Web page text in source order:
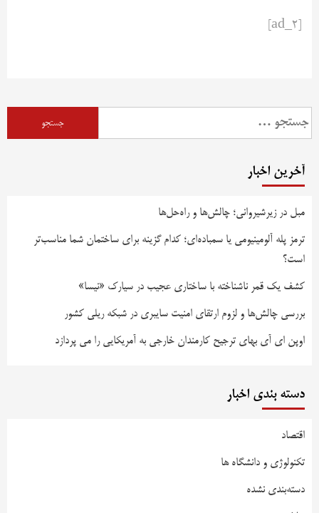
آخرین اخبار
مبل در زیرشیروانی؛ چالش‌ها و راه‌حل‌ها
ترمز پله آلومینیومی یا سمباده‌ای؛ کدام گزینه برای ساختمان شما مناسب‌تر
است؟
کشف یک قمر ناشناخته با ساختاری عجیب در سیارک «نیسا»
بررسی چالش‌ها و لزوم ارتقای امنیت سایبری در شبکه ریلی کشور
اوپن ای آی بهای ترجیح کارمندان خارجی به آمریکایی را می پردازد
دسته بندی اخبار
اقتصاد
تکنولوژی و دانشگاه ها
دسته‌بندی نشده